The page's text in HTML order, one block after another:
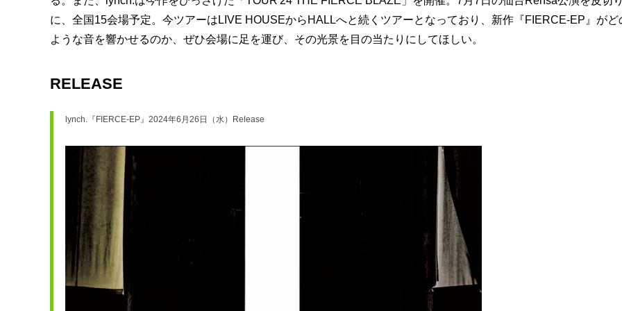
に、全国15会場予定。今ツアーはLIVE HOUSEからHALLへと続くツアーとなっており、新作『FIERCE-EP』がど
ような音を響かせるのか、ぜひ会場に足を運び、その光景を目の当たりにしてほしい。
RELEASE
lynch.『FIERCE-EP』2024年6月26日（水）Release